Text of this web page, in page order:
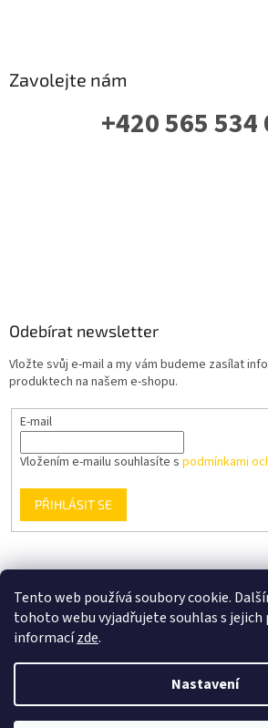
Tento web používá soubory cookie.
tohoto webu vyjadřujete souhlas s jejich
informacízde.
Nastavení
Zavolejte nám
+420 565 534
Odebírat newsletter
Vložte svůj e-mail a my vám budeme zasílat
produktech na našem e-shopu.
E-mail
Vložením e-mailu souhlasíte s podmínkami
PŘIHLÁSIT SE
Podmínky ochrany osobních údajů
Vytvořil Shoptet
Copyright 2026MANATECH CZ s.r.o..